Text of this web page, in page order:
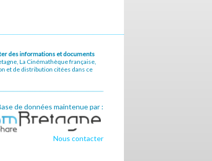
des informations et documents
La Cinémathèque française,
et de distribution citées dans ce
de données maintenue par :
Nous contacter